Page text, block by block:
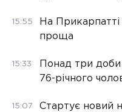
15:55
На
проща
15:33
Понад три доби
76-річного
15:07
Стартує новий